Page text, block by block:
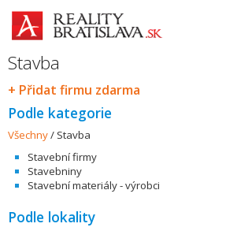
Stavba
+ Přidat firmu zdarma
Podle kategorie
Všechny/ Stavba
Stavební firmy
Stavebniny
Stavební materiály - výrobci
Podle lokality